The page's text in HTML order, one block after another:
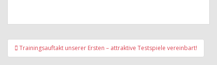
Beitragsnavigation
Trainingsauftakt unserer Ersten – attraktive Testspiele vereinbart!